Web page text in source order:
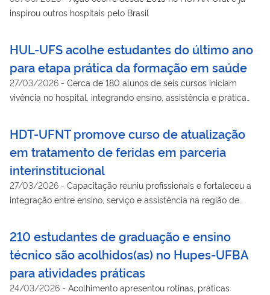
inspirou outros hospitais pelo Brasil
HUL-UFS acolhe estudantes do último ano
para etapa prática da formação em saúde
27/03/2026 - Cerca de 180 alunos de seis cursos iniciam
vivência no hospital, integrando ensino, assistência e prática
HDT-UFNT promove curso de atualização
em tratamento de feridas em parceria
interinstitucional
27/03/2026 - Capacitação reuniu profissionais e fortaleceu a
integração entre ensino, serviço e assistência na região de
210 estudantes de graduação e ensino
técnico são acolhidos(as) no Hupes-UFBA
para atividades práticas
24/03/2026 - Acolhimento apresentou rotinas, práticas